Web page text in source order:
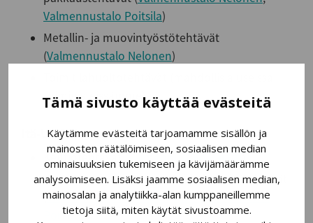
Tämä sivusto käyttää evästeitä
Käytämme evästeitä tarjoamamme sisällön ja
mainosten räätälöimiseen, sosiaalisen median
ominaisuuksien tukemiseen ja kävijämäärämme
analysoimiseen. Lisäksi jaamme sosiaalisen median,
mainosalan ja analytiikka-alan kumppaneillemme
tietoja siitä, miten käytät sivustoamme.
Valmennustalo Poitsila)
Metallin- ja muovintyöstötehtävät
(Valmennustalo Nelonen)
toimipisteissämme)
Itä-Uudellamaalla:
Keittiötehtävät (Valmennustalo Pajatti)
Kierrätysmyymälä-, varasto- ja kuljetustehtävät
(Valmennustalo Kuninkaanportti / Goodwill
Porvoo)